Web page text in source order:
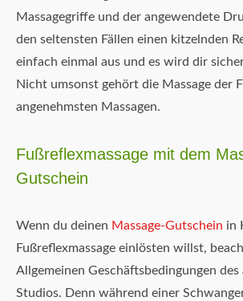
Massagegriffe und der angewendete
den seltensten Fällen einen kitzelnden
einfach einmal aus und es wird dir
Nicht umsonst gehört die Massage der
angenehmsten Massagen.
Fußreflexmassage mit dem
Gutschein
Wenn du deinen Massage-Gutschein in
Fußreflexmassage einlösten willst,
Allgemeinen Geschäftsbedingungen des
Studios. Denn während einer